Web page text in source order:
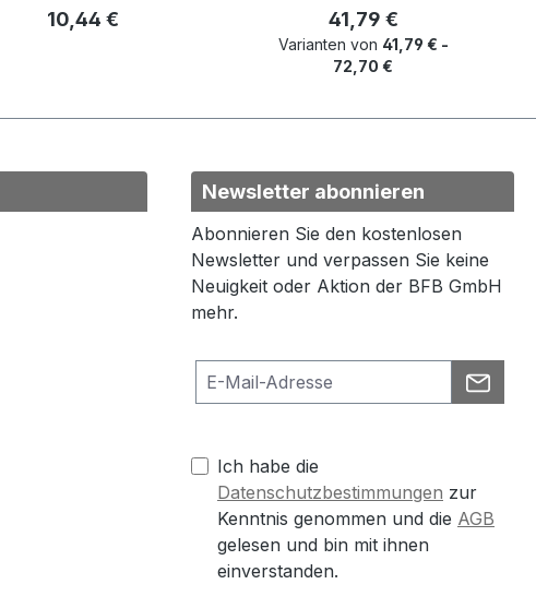
Regulärer Preis:
10,44 € Regulärer Preis:
41,79 €
Varianten von 41,79 € -
72,70 €
Newsletter abonnieren
Abonnieren Sie den kostenlosen
Newsletter und verpassen Sie keine
Neuigkeit oder Aktion der BFB GmbH
mehr.
Ich habe die
Datenschutzbestimmungen zur
Kenntnis genommen und die AGB
gelesen und bin mit ihnen
einverstanden.